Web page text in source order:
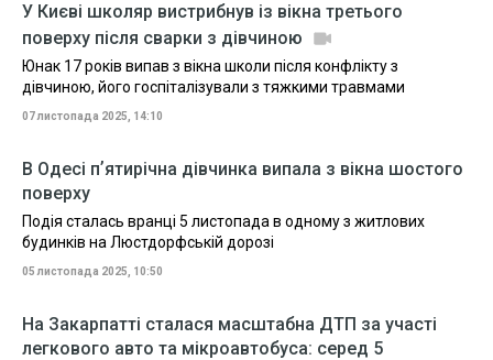
У Києві школяр вистрибнув із вікна третього
поверху після сварки з дівчиною
Юнак 17 років випав з вікна школи після конфлікту з
дівчиною, його госпіталізували з тяжкими травмами
07 листопада 2025, 14:10
​​В Одесі пʼятирічна дівчинка випала з вікна шостого
поверху
Подія сталась вранці 5 листопада в одному з житлових
будинків на Люстдорфській дорозі
05 листопада 2025, 10:50
На Закарпатті сталася масштабна ДТП за участі
легкового авто та мікроавтобуса: серед 5